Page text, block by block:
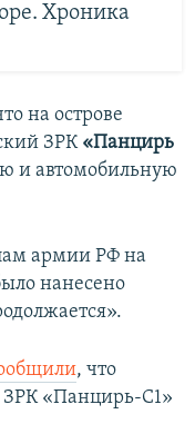
Хроника
на острове
ЗРК «Панцирь
и автомобильную
армии РФ на
нанесено
, что
«Панцирь-С1»